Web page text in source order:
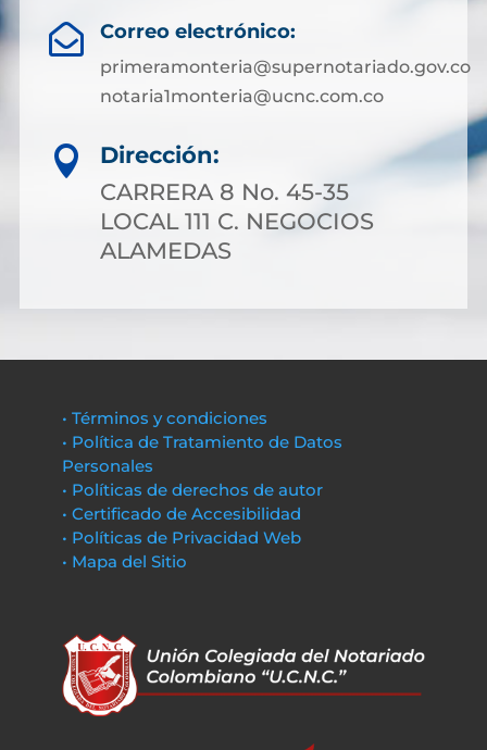
 Correo electrónico:
primeramonteria@supernotariado.gov.co
notaria1monteria@ucnc.com.co

Dirección:
CARRERA 8 No. 45-35
LOCAL 111 C. NEGOCIOS
ALAMEDAS
• Términos y condiciones
• Política de Tratamiento de Datos
Personales
• Políticas de derechos de autor
• Certificado de Accesibilidad
• Políticas de Privacidad Web
• Mapa del Sitio